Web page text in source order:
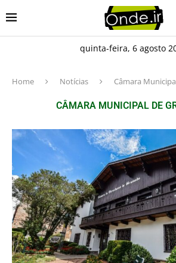
quinta-feira, 6 agosto
Home Notícias Câmara
CÂMARA MUNICIPAL DE